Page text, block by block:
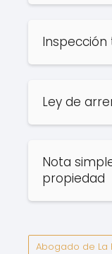
Inspección
Ley de
Nota
propiedad
Abogado de La